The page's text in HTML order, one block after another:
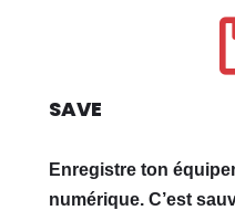
SAVE
Enregistre ton
numérique. C’est